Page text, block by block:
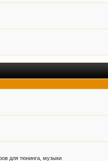
для тюнинга, музыки